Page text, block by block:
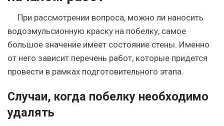
При рассмотрении вопроса, можно ли наносить
водоэмульсионную краску на побелку, самое
большое значение имеет состояние стены. Именно
от него зависит перечень работ, которые придется
провести в рамках подготовительного этапа.
Случаи, когда побелку необходимо
удалять